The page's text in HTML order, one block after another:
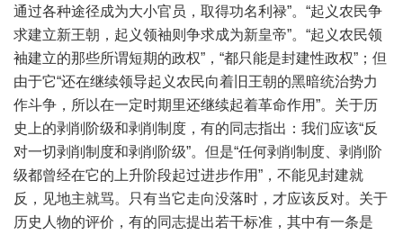
通过各种途径成为大小官员，取得功名利禄”。“起义农民争
求建立新王朝，起义领袖则争求成为新皇帝”。“起义农民领
袖建立的那些所谓短期的政权”，“都只能是封建性政权”；但
由于它“还在继续领导起义农民向着旧王朝的黑暗统治势力
作斗争，所以在一定时期里还继续起着革命作用”。关于历
史上的剥削阶级和剥削制度，有的同志指出：我们应该“反
对一切剥削制度和剥削阶级”。但是“任何剥削制度、剥削阶
级都曾经在它的上升阶段起过进步作用”，不能见封建就
反，见地主就骂。只有当它走向没落时，才应该反对。关于
历史人物的评价，有的同志提出若干标准，其中有一条是